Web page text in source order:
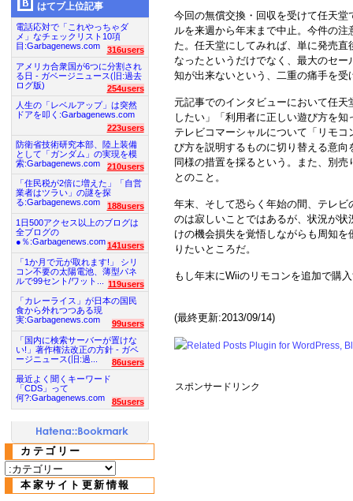
今回の無償交換・回収を受けて任天
ルを来週から年末まで中止。今件の
た。任天堂にしてみれば、単に発売
なったというだけでなく、最大のセ
知が出来ないという、二重の痛手を受
元記事でのインタビューにおいて任
したい」「利用者に正しい遊び方を
テレビコマーシャルについて「リモ
び方を説明するものに切り替える意
同様の措置を採るという。また、別
とのこと。
年末、そして恐らく年始の間、テレ
のは寂しいことではあるが、状況が
けの機会損失を覚悟しながらも周知
りたいところだ。
もし年末にWiiのリモコンを追加で購
(最終更新:2013/09/14)
スポンサードリンク
はてブ上位記事
電話応対で「これやっちゃダ
メ」なチェックリスト10項
目:Garbagenews.com
316users
アメリカ合衆国が6つに分割され
る日 - ガベージニュース(旧:過去
ログ版)
254users
人生の「レベルアップ」は突然
ドアを叩く:Garbagenews.com
223users
防衛省技術研究本部、陸上装備
として「ガンダム」の実現を模
索:Garbagenews.com
210users
「住民税が2倍に増えた」「自営
業者はツラい」の謎を探
る:Garbagenews.com
188users
1日500アクセス以上のブログは
全ブログの
●％:Garbagenews.com 141users
「1か月で元が取れます!」 シリ
コン不要の太陽電池、薄型パネ
ルで99セント/ワット...
119users
「カレーライス」が日本の国民
食から外れつつある現
実:Garbagenews.com
99users
「国内に検索サーバーが置けな
い!」著作権法改正の方針 - ガベ
ージニュース(旧:過...
86users
最近よく聞くキーワード
「CDS」って
何?:Garbagenews.com
85users
カテゴリー
本家サイト更新情報